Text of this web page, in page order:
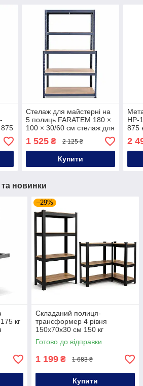
Стелаж для майстерні на
5 полиць FARATEM 180 ×
100 × 30/60 см стелаж для
підвалу
1 525₴ 2 125 ₴
Купити
HP-
875
2
та новинки
кг
–29%
Складаний полиця-
трансформер 4 рівня
150x70x30 см 150 кг
GWI0582 стелаж-
трансформер 4-рівнева
полиця у майстерню гараж
Готово до відправки
1 199 ₴ 1 683 ₴
Купити